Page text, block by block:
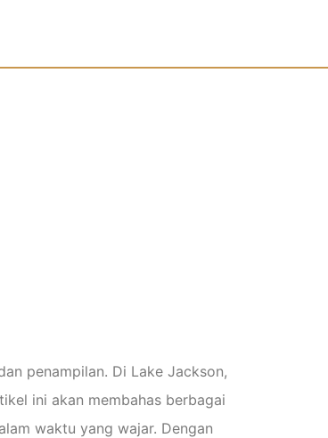
penampilan. Di Lake Jackson,
ini akan membahas berbagai
waktu yang wajar. Dengan